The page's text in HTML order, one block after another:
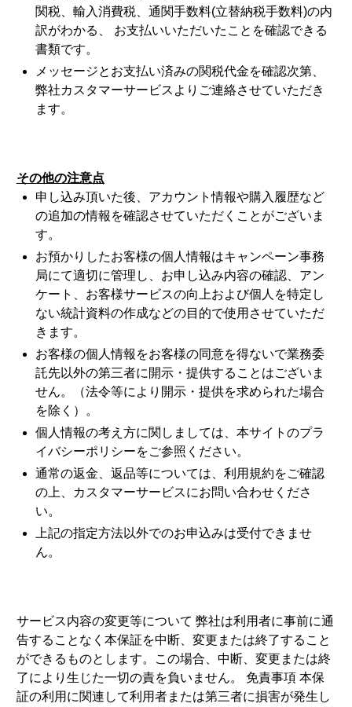
関税、輸入消費税、通関手数料(立替納税手数料)の内
訳がわかる、 お支払いいただいたことを確認できる
書類です。
メッセージとお支払い済みの関税代金を確認次第、
弊社カスタマーサービスよりご連絡させていただき
ます。
その他の注意点
申し込み頂いた後、アカウント情報や購入履歴など
の追加の情報を確認させていただくことがございま
す。
お預かりしたお客様の個人情報はキャンペーン事務
局にて適切に管理し、お申し込み内容の確認、アン
ケート、お客様サービスの向上および個人を特定し
ない統計資料の作成などの目的で使用させていただ
きます。
お客様の個人情報をお客様の同意を得ないで業務委
託先以外の第三者に開示・提供することはございま
せん。（法令等により開示・提供を求められた場合
を除く）。
個人情報の考え方に関しましては、本サイトのプラ
イバシーポリシーをご参照ください。
通常の返金、返品等については、 利用規約をご確認
の上、カスタマーサービスにお問い合わせくださ
い。
上記の指定方法以外でのお申込みは受付できませ
ん。
サービス内容の変更等について 弊社は利用者に事前に通
告することなく本保証を中断、変更または終了すること
ができるものとします。この場合、中断、変更または終
了により生じた一切の責を負いません。 免責事項 本保
証の利用に関連して利用者または第三者に損害が発生し